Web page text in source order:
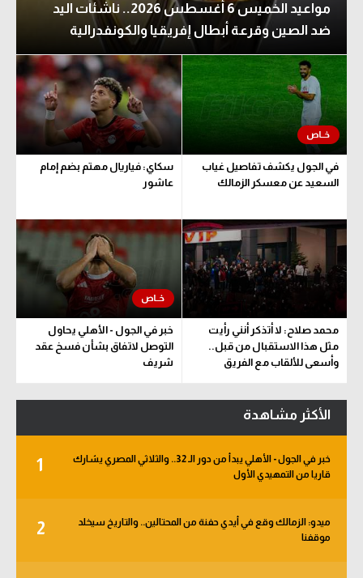
مواعيد الخميس 6 أغسطس 2026.. ناشئات اليد
ضد الصين وقرعة أبطال إفريقيا والكونفدرالية
في الجول يكشف تفاصيل غياب
السعيد عن معسكر الزمالك
سكاي: فياريال مهتم بضم إمام
عاشور
محمد صلاح: لا أتذكر أنني رأيت
مثل هذا الاستقبال من قبل..
وأسعى للألقاب مع الفريق
خبر في الجول - الأهلي يحاول
التوصل لاتفاق بشأن فسخ عقد
شريف
الأكثر مشاهدة
1
خبر في الجول - الأهلي يبدأ من دور الـ 32.. والثلاثي المصري يشارك
قاريا من التمهيدي الأول
2
ميدو: الزمالك وقع في أيدي حفنة من المحتالين.. والتاريخ سيخلد
موقفنا